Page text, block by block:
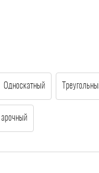
Односкатный